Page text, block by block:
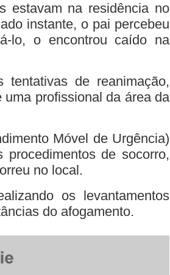
estavam na residência no
instante, o pai percebeu
lo, o encontrou caído na
tentativas de reanimação,
profissional da área da
Móvel de Urgência)
de socorro,
no local.
os levantamentos
do afogamento.